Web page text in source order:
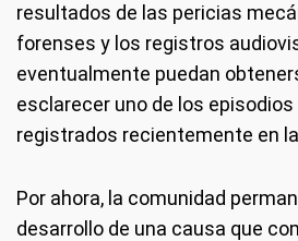
resultados de las pericias
forenses y los registros
eventualmente puedan
esclarecer uno de los
registrados recientemente en
Por ahora, la comunidad
desarrollo de una causa que